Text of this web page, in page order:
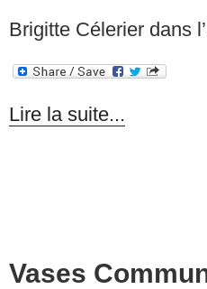
Brigitte Célerier dans
Lire la suite...
Vases